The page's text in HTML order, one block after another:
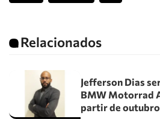
Relacionados
Jefferson Dias
BMW Motorrad
partir de